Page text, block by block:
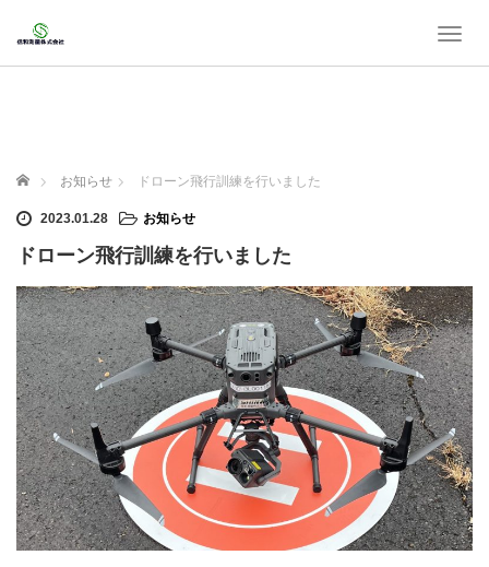
T
t
i
o
n
ホーム お知らせ ドローン飛行訓練を行いました
2023.01.28 お知らせ
ドローン飛行訓練を行いました